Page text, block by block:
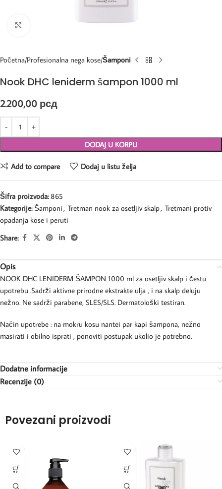
Kliknite za uvećanje
Početna Profesionalna nega kose Šamponi
Nook DHC leniderm šampon 1000 ml
2.200,00 рсд
DODAJ U KORPU
Add to compare Dodaj u listu želja
Šifra proizvoda: 865
Kategorije: Šamponi, Tretman nook za osetljiv skalp, Tretmani protiv
opadanja kose i peruti
Share:
Opis
NOOK DHC LENIDERM ŠAMPON 1000 ml za osetljiv skalp i čestu
upotrebu .Sadrži aktivne prirodne ekstrakte ulja , i na skalp deluju
nežno. Ne sadrži parabene, SLES/SLS. Dermatološki testiran.
Način upotrebe : na mokru kosu nantei par kapi šampona, nežno
masirati i obilno isprati , ponoviti postupak ukolio je potrebno.
Dodatne informacije
Recenzije (0)
Povezani proizvodi